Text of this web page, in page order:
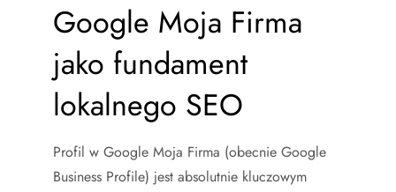
Google Moja Firma
jako fundament
lokalnego SEO
Profil w Google Moja Firma (obecnie Google
Business Profile) jest absolutnie kluczowym